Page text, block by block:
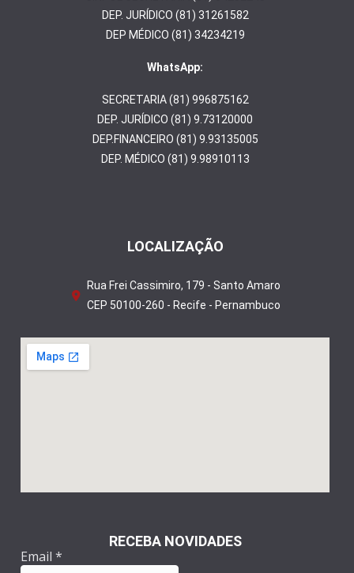
DEP. JURÍDICO (81) 31261582
DEP MÉDICO (81) 34234219
WhatsApp:
SECRETARIA (81) 996875162
DEP. JURÍDICO (81) 9.73120000
DEP.FINANCEIRO (81) 9.93135005
DEP. MÉDICO (81) 9.98910113
LOCALIZAÇÃO
Rua Frei Cassimiro, 179 - Santo Amaro
CEP 50100-260 - Recife - Pernambuco
RECEBA NOVIDADES
Email *